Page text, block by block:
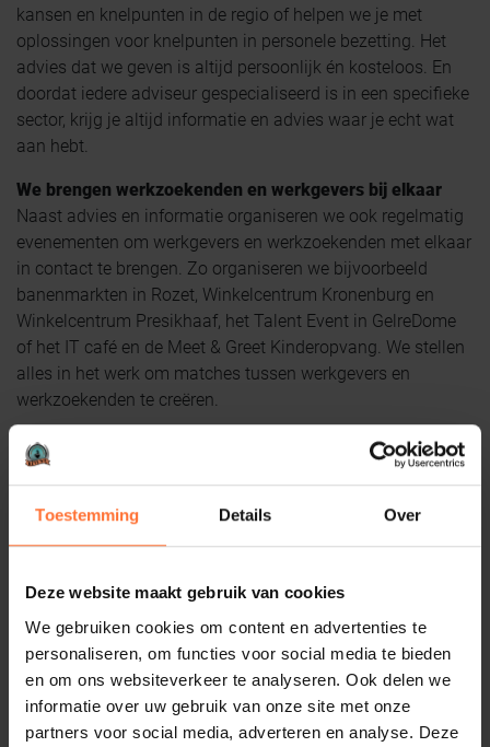
Toestemming Details Over
Deze website maakt gebruik van cookies
We gebruiken cookies om content en advertenties te
personaliseren, om functies voor social media te bieden
en om ons websiteverkeer te analyseren. Ook delen we
informatie over uw gebruik van onze site met onze
partners voor social media, adverteren en analyse. Deze
kansen en knelpunten in de regio of helpen we je met
oplossingen voor knelpunten in personele bezetting. Het
advies dat we geven is altijd persoonlijk én kosteloos. En
doordat iedere adviseur gespecialiseerd is in een specifieke
sector, krijg je altijd informatie en advies waar je echt wat
aan hebt.
We brengen werkzoekenden en werkgevers bij elkaar
Naast advies en informatie organiseren we ook regelmatig
evenementen om werkgevers en werkzoekenden met elkaar
in contact te brengen. Zo organiseren we bijvoorbeeld
banenmarkten in Rozet, Winkelcentrum Kronenburg en
Winkelcentrum Presikhaaf, het Talent Event in GelreDome
of het IT café en de Meet & Greet Kinderopvang. We stellen
alles in het werk om matches tussen werkgevers en
werkzoekenden te creëren.
Benieuwd hoe wij je kunnen helpen? We komen altijd graag
met werkgevers en ondernemers in contact en zijn altijd
Annuska Sip, Manager Werkgeversdienstverlening UWV
Gelderland
Annuska Sip